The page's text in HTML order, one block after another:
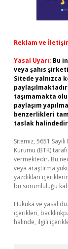
Reklam ve
Yasal Uyarı: Bu
veya şahıs
Sitede yalnızca
taşımamakta
paylaşım
benzerlikleri
taslak
Sitemiz, 5651
Kurumu (BTK)
vermektedir. Bu
veya araştırma
yazdıkları
bu sorumluluğu
Hukuka ve yasal
içerikleri,
halinde, ilgili